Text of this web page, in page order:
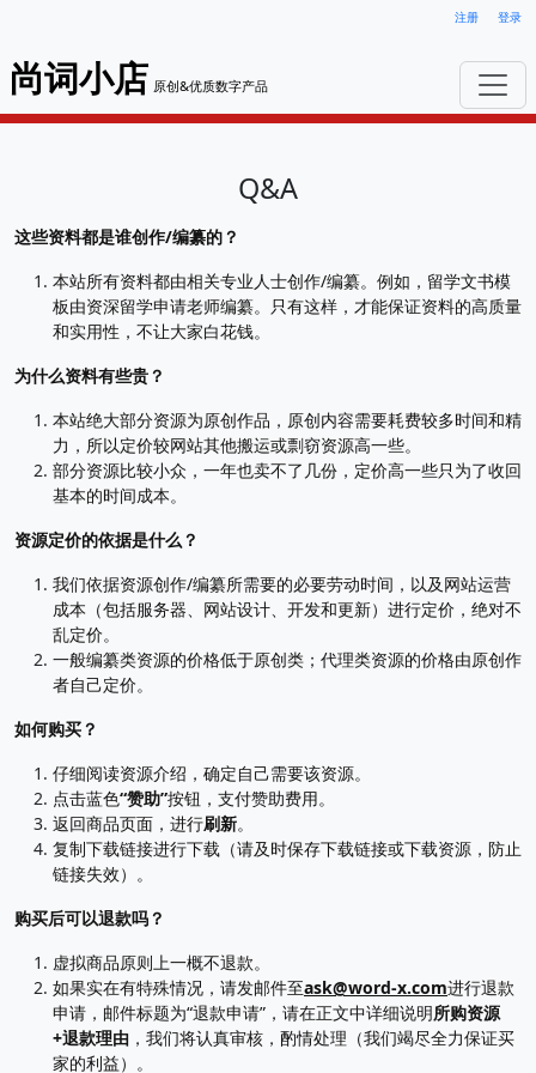
注册 登录
尚词小店 原创&优质数字产品
Q&A
这些资料都是谁创作/编纂的？
本站所有资料都由相关专业人士创作/编纂。例如，留学文书模
板由资深留学申请老师编纂。只有这样，才能保证资料的高质量
和实用性，不让大家白花钱。
为什么资料有些贵？
本站绝大部分资源为原创作品，原创内容需要耗费较多时间和精
力，所以定价较网站其他搬运或剽窃资源高一些。
部分资源比较小众，一年也卖不了几份，定价高一些只为了收回
基本的时间成本。
资源定价的依据是什么？
我们依据资源创作/编纂所需要的必要劳动时间，以及网站运营
成本（包括服务器、网站设计、开发和更新）进行定价，绝对不
乱定价。
一般编纂类资源的价格低于原创类；代理类资源的价格由原创作
者自己定价。
如何购买？
仔细阅读资源介绍，确定自己需要该资源。
点击蓝色“赞助”按钮，支付赞助费用。
返回商品页面，进行刷新。
复制下载链接进行下载（请及时保存下载链接或下载资源，防止
链接失效）。
购买后可以退款吗？
虚拟商品原则上一概不退款。
如果实在有特殊情况，请发邮件至ask@word-x.com进行退款
申请，邮件标题为“退款申请”，请在正文中详细说明所购资源
+退款理由 ，我们将认真审核，酌情处理（我们竭尽全力保证买
家的利益）。